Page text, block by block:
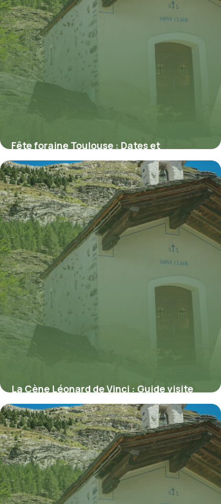
Fête foraine Toulouse : Dates et
attractions 2026
10 juillet 2026
La Cène Léonard de Vinci : Guide visite
Milan complet
9 juillet 2026